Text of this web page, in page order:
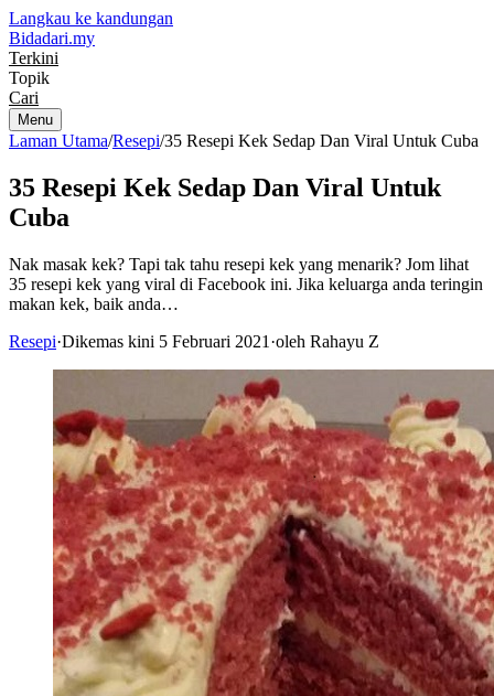
Langkau ke kandungan
Bidadari.my
Terkini
Topik
Cari
Menu
Laman Utama/Resepi/35 Resepi Kek Sedap Dan Viral Untuk Cuba
35 Resepi Kek Sedap Dan Viral Untuk
Cuba
Nak masak kek? Tapi tak tahu resepi kek yang menarik? Jom lihat
35 resepi kek yang viral di Facebook ini. Jika keluarga anda teringin
makan kek, baik anda…
Resepi·Dikemas kini 5 Februari 2021 ·oleh Rahayu Z